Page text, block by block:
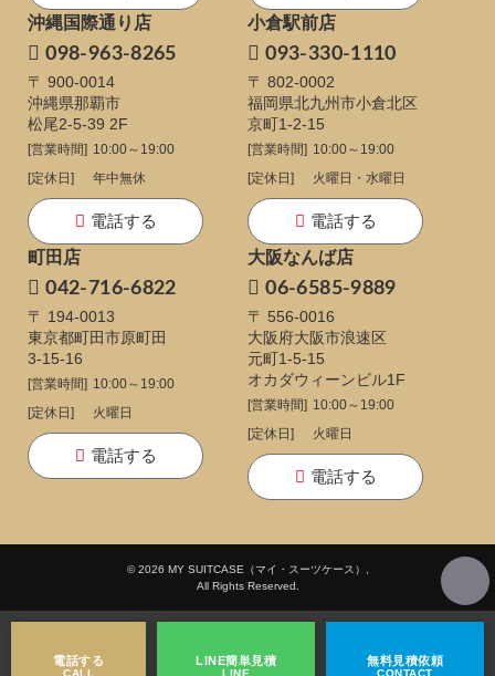
沖縄国際通り店
098-963-8265
〒 900-0014
沖縄県那覇市
松尾2-5-39 2F
[営業時間] 10:00～19:00
[定休日]
年中無休
電話する
小倉駅前店
093-330-1110
〒 802-0002
福岡県北九州市小倉北区
京町1-2-15
[営業時間] 10:00～19:00
[定休日]
火曜日・水曜日
電話する
町田店
042-716-6822
〒 194-0013
東京都町田市原町田
3-15-16
[営業時間] 10:00～19:00
[定休日]
火曜日
電話する
大阪なんば店
06-6585-9889
〒 556-0016
大阪府大阪市浪速区
元町1-5-15
オカダウィーンビル1F
[営業時間] 10:00～19:00
[定休日]
火曜日
電話する
電話する
CALL
LINE簡単見積
LINE
無料見積依頼
CONTACT
© 2026 MY SUITCASE（マイ・スーツケース）,
All Rights Reserved.